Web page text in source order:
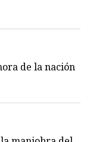
de la nación